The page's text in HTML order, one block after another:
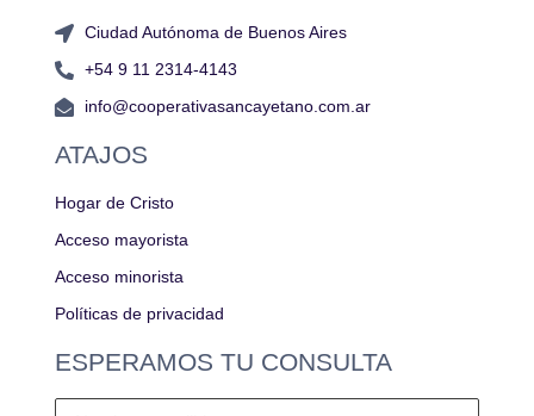
Ciudad Autónoma de Buenos Aires
+54 9 11 2314-4143
info@cooperativasancayetano.com.ar
ATAJOS
Hogar de Cristo
Acceso mayorista
Acceso minorista
Políticas de privacidad
ESPERAMOS TU CONSULTA